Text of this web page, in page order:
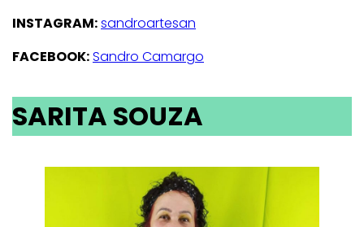
INSTAGRAM:sandroartesan
FACEBOOK:Sandro Camargo
SARITA SOUZA